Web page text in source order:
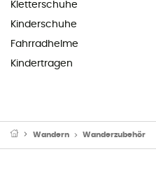
Kletterschuhe
Kinderschuhe
Fahrradhelme
Kindertragen
Wandern Wanderzubehör